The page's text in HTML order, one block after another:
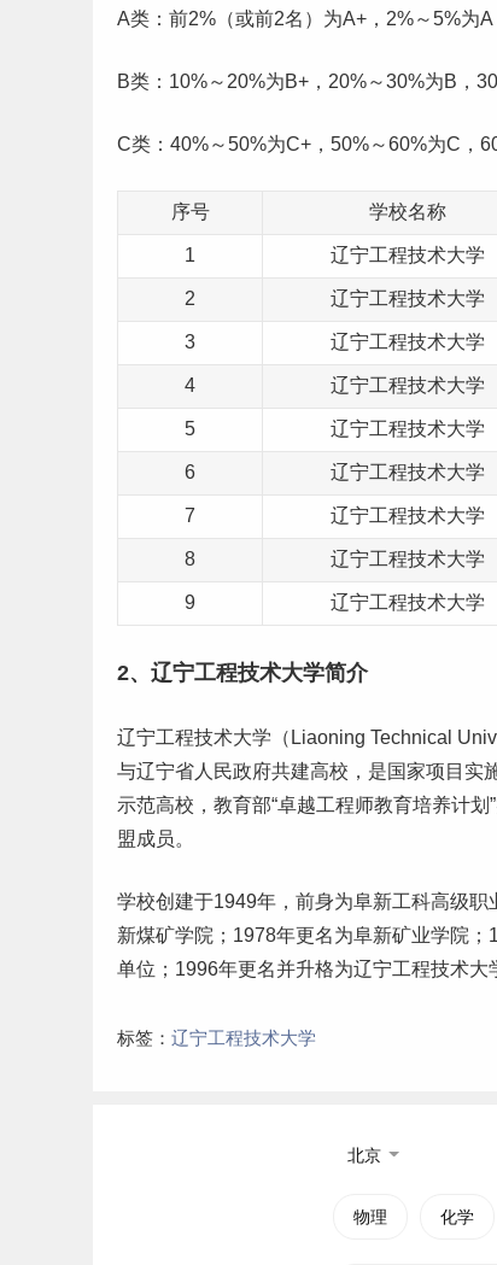
A类：前2%（或前2名）为A+，2%～5%为
B类：10%～20%为B+，20%～30%为B，
C类：40%～50%为C+，50%～60%为C，
序号 学校名称
1 辽宁工程技术大学
2 辽宁工程技术大学
3 辽宁工程技术大学
4 辽宁工程技术大学
5 辽宁工程技术大学
6 辽宁工程技术大学
7 辽宁工程技术大学
8 辽宁工程技术大学
9 辽宁工程技术大学
2、辽宁工程技术大学简介
辽宁工程技术大学（Liaoning Technical
与辽宁省人民政府共建高校，是国家项目实
示范高校，教育部“卓越工程师教育培养计
盟成员。
学校创建于1949年，前身为阜新工科高级
新煤矿学院；1978年更名为阜新矿业学院
单位；1996年更名并升格为辽宁工程技术大
标签： 辽宁工程技术大学
北京
物理 化学